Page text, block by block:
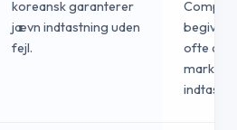
koreansk garanterer
jævn indtastning uden
fejl.
ofte